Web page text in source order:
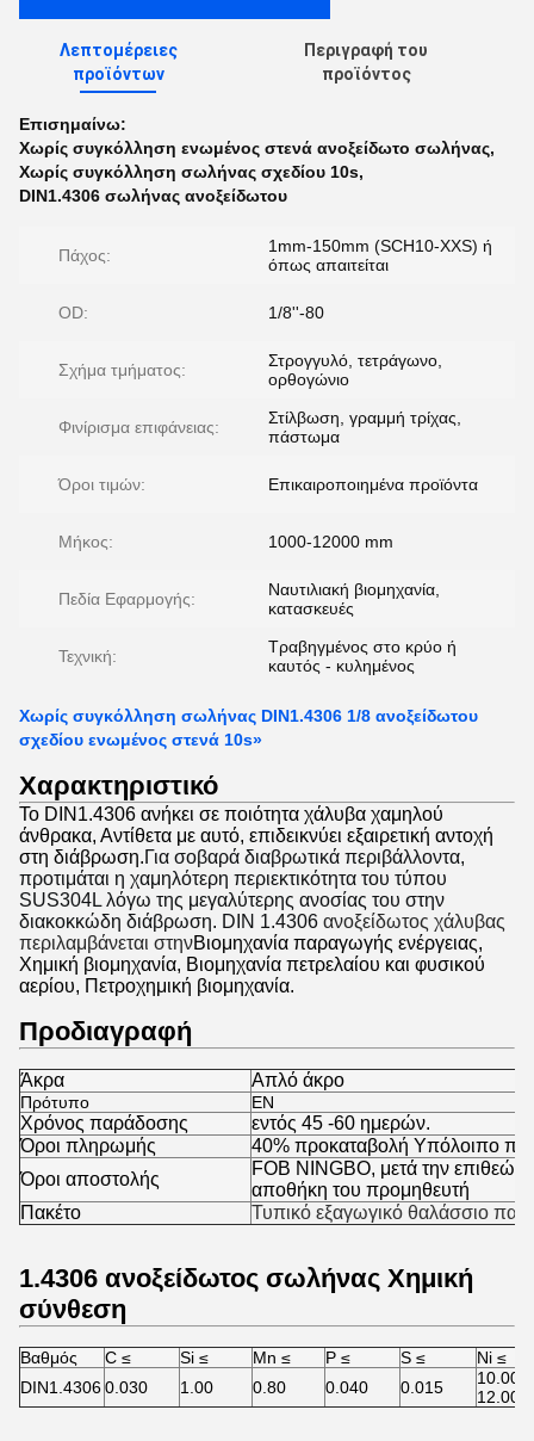
Λεπτομέρειες
προϊόντων
Περιγραφή του
προϊόντος
Επισημαίνω:
Χωρίς συγκόλληση ενωμένος στενά ανοξείδωτο σωλήνας,
Χωρίς συγκόλληση σωλήνας σχεδίου 10s,
DIN1.4306 σωλήνας ανοξείδωτου
Πάχος:
1mm-150mm (SCH10-XXS) ή
όπως απαιτείται
OD: 1/8''-80
Σχήμα τμήματος:
Στρογγυλό, τετράγωνο,
ορθογώνιο
Φινίρισμα επιφάνειας:
Στίλβωση, γραμμή τρίχας,
πάστωμα
Όροι τιμών: Επικαιροποιημένα προϊόντα
Μήκος: 1000-12000 mm
Πεδία Εφαρμογής:
Ναυτιλιακή βιομηχανία,
κατασκευές
Τεχνική:
Τραβηγμένος στο κρύο ή
καυτός - κυλημένος
Χωρίς συγκόλληση σωλήνας DIN1.4306 1/8 ανοξείδωτου
σχεδίου ενωμένος στενά 10s»
Χαρακτηριστικό
Το DIN1.4306 ανήκει σε ποιότητα χάλυβα χαμηλού
άνθρακα, Αντίθετα με αυτό, επιδεικνύει εξαιρετική αντοχή
στη διάβρωση.Για σοβαρά διαβρωτικά περιβάλλοντα,
προτιμάται η χαμηλότερη περιεκτικότητα του τύπου
SUS304L λόγω της μεγαλύτερης ανοσίας του στην
διακοκκώδη διάβρωση. DIN 1.4306 ανοξείδωτος χάλυβας
περιλαμβάνεται στηνΒιομηχανία παραγωγής ενέργειας,
Χημική βιομηχανία, Βιομηχανία πετρελαίου και φυσικού
αερίου, Πετροχημική βιομηχανία.
Προδιαγραφή
Άκρα Απλό άκρο
Πρότυπο EN
Χρόνος παράδοσης
εντός 45 -60 ημερών.
Όροι πληρωμής
40% προκαταβολή Υπόλοιπο
Όροι αποστολής
FOB NINGBO, μετά την
αποθήκη του προμηθευτή
Πακέτο
Τυπικό εξαγωγικό θαλάσσιο
1.4306 ανοξείδωτος σωλήνας Χημική
σύνθεση
Βαθμός C ≤ Si ≤ Mn ≤ P ≤ S ≤
Ni ≤
DIN1.43060.030 1.00 0.80 0.040 0.015
10.00-
12.00